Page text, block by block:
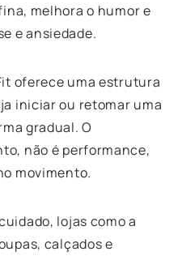
melhora o humor e
e ansiedade.
oferece uma estrutura
iniciar ou retomar uma
gradual. O
não é performance,
movimento.
lojas como a
calçados e